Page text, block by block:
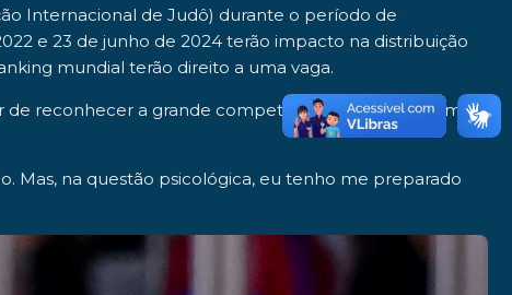
Internacional de Judô) durante o período de
e 23 de junho de 2024 terão impacto na distribuição
mundial terão direito a uma vaga.
de reconhecer a grande competitividade, Larissa afirma
Mas, na questão psicológica, eu tenho me preparado